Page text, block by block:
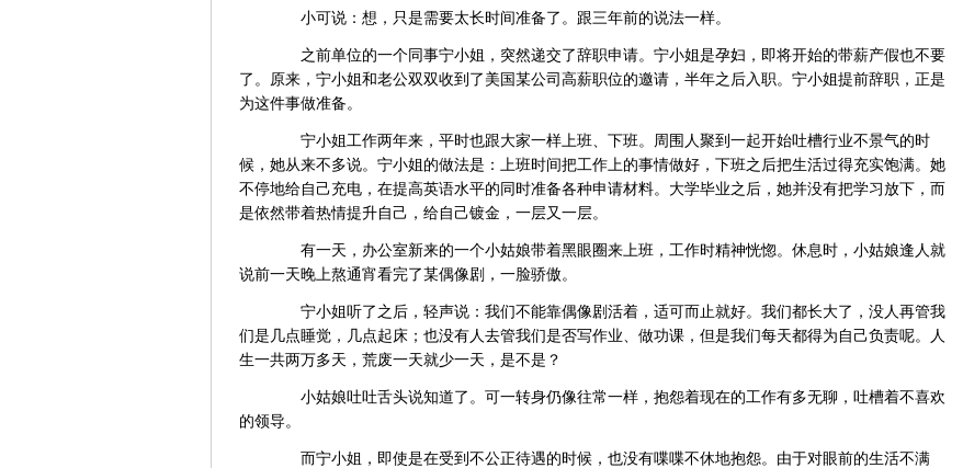
小可说：想，只是需要太长时间准备了。跟三年前的说法一样。
之前单位的一个同事宁小姐，突然递交了辞职申请。宁小姐是孕妇，即将开始的带薪产假也不要
了。原来，宁小姐和老公双双收到了美国某公司高薪职位的邀请，半年之后入职。宁小姐提前辞职，正是
为这件事做准备。
宁小姐工作两年来，平时也跟大家一样上班、下班。周围人聚到一起开始吐槽行业不景气的时
候，她从来不多说。宁小姐的做法是：上班时间把工作上的事情做好，下班之后把生活过得充实饱满。她
不停地给自己充电，在提高英语水平的同时准备各种申请材料。大学毕业之后，她并没有把学习放下，而
是依然带着热情提升自己，给自己镀金，一层又一层。
有一天，办公室新来的一个小姑娘带着黑眼圈来上班，工作时精神恍惚。休息时，小姑娘逢人就
说前一天晚上熬通宵看完了某偶像剧，一脸骄傲。
宁小姐听了之后，轻声说：我们不能靠偶像剧活着，适可而止就好。我们都长大了，没人再管我
们是几点睡觉，几点起床；也没有人去管我们是否写作业、做功课，但是我们每天都得为自己负责呢。人
生一共两万多天，荒废一天就少一天，是不是？
小姑娘吐吐舌头说知道了。可一转身仍像往常一样，抱怨着现在的工作有多无聊，吐槽着不喜欢
的领导。
而宁小姐，即使是在受到不公正待遇的时候，也没有喋喋不休地抱怨。由于对眼前的生活不满